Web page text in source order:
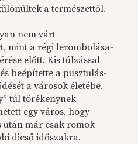
a természettől.
nem várt
mint a régi lerombolása-
előtt. Kis túlzással
beépítette a pusztulás-
a városok életébe.
túl törékenynek
egy város, hogy
után már csak romok
dicső időszakra.